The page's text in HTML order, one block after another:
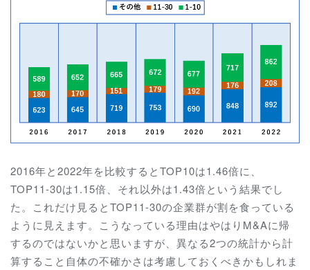
2016年と2022年を比較するとTOP10は1.46倍に、
TOP11-30は1.15倍、それ以外は1.43倍という結果でし
た。これだけ見るとTOP11-30の企業群が割を食っている
ように見えます。こうなっている理由はやはりM&Aに帰
するのではないかと思いますが、異なる2つの統計から計
算すること自体の不確かさは考慮しておくべきかもしれま